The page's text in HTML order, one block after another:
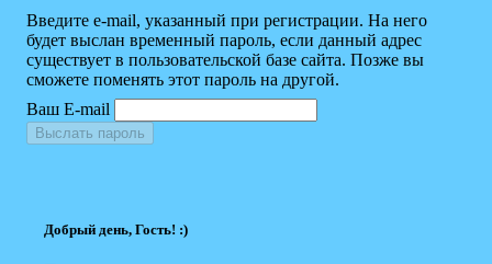
Введите e-mail, указанный при регистрации. На него
будет выслан временный пароль, если данный адрес
существует в пользовательской базе сайта. Позже вы
сможете поменять этот пароль на другой.
Ваш E-mail
Выслать пароль
Добрый день, Гость! :)